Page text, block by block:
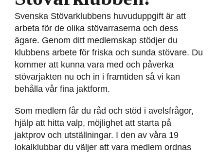
Svenska Stövarklubbens huvuduppgift är att
arbeta för de olika stövarraserna och dess
ägare. Genom ditt medlemskap stödjer du
klubbens arbete för friska och sunda stövare. Du
kommer att kunna vara med och påverka
stövarjakten nu och in i framtiden så vi kan
behålla vår fina jaktform.
Som medlem får du råd och stöd i avelsfrågor,
hjälp att hitta valp, möjlighet att starta på
jaktprov och utställningar. I den av våra 19
lokalklubbar du väljer att vara medlem ordnas